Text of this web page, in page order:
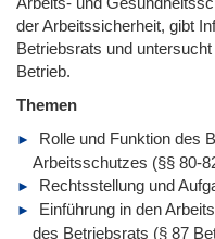
der Arbeitssicherheit, gibt
Betriebsrats und
Betrieb.
Themen
Rolle und Funktion des
Arbeitsschutzes (§§ 80-
Rechtsstellung und
Einführung in den
des Betriebsrats (§ 87